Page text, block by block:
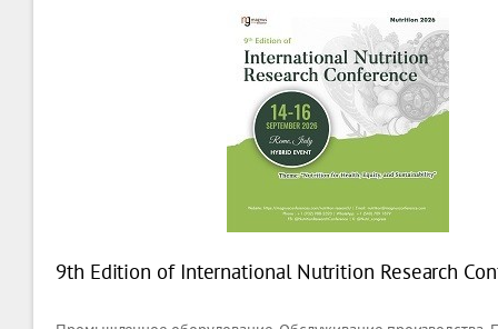
9th Edition of International Nutrition Research